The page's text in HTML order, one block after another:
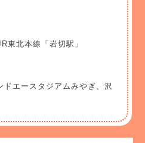
東北本線「岩切駅」
エースタジアムみやぎ、沢